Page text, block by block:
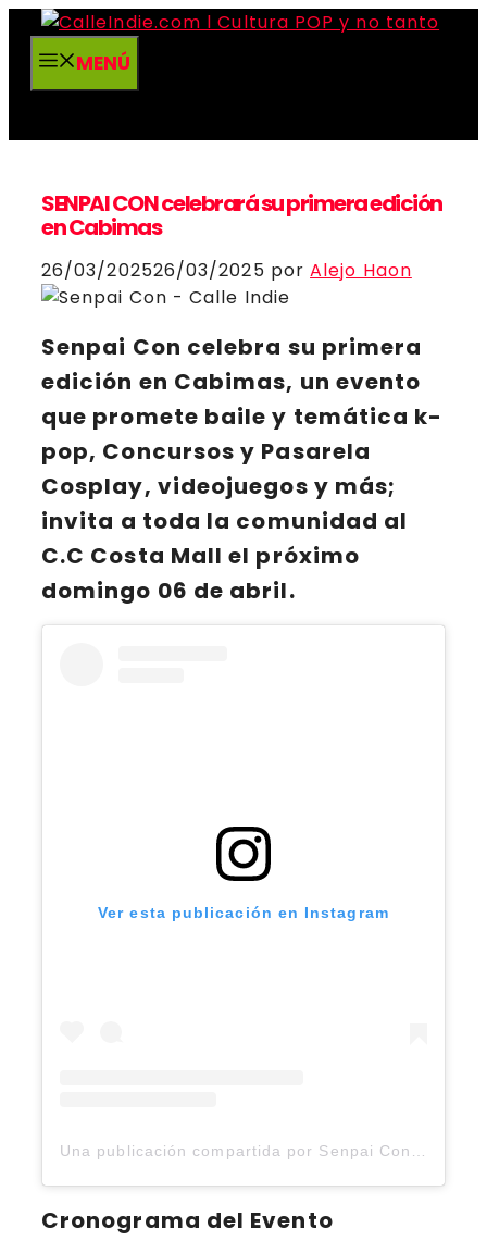
Saltar
contenidoMENÚ
SENPAI CON celebrará su primera edición
en Cabimas
26/03/202526/03/2025 porAlejo Haon
Senpai Con celebra su primera
edición en Cabimas, un evento
que promete baile y temática k-
pop, Concursos y Pasarela
Cosplay, videojuegos y más;
invita a toda la comunidad al
C.C Costa Mall el próximo
domingo 06 de abril.
Ver esta publicación en Instagram
Cronograma del Evento